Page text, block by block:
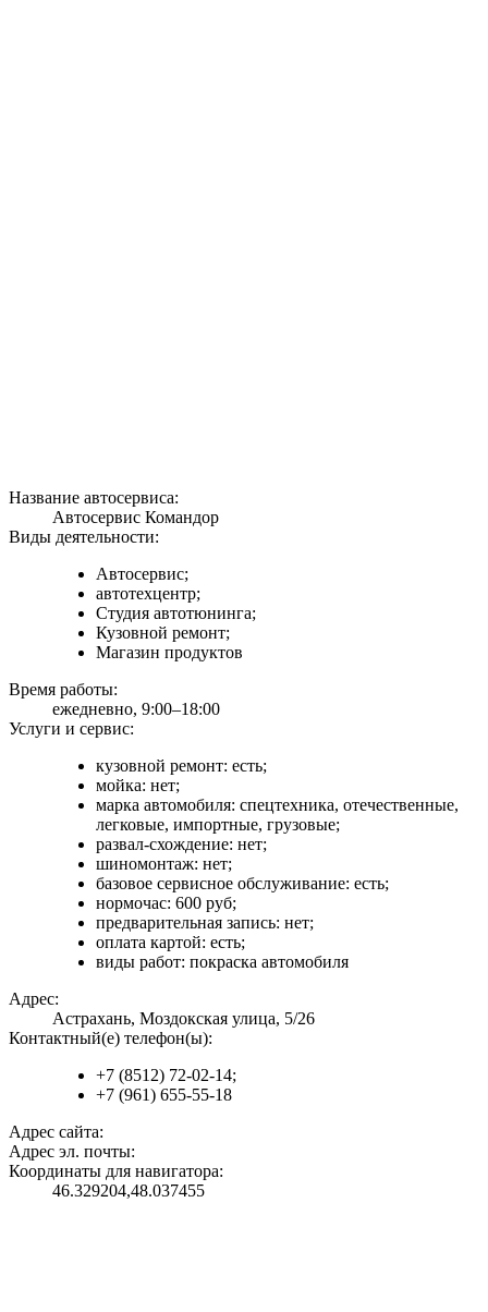
Название автосервиса:
Автосервис Командор
Виды деятельности:
Автосервис;
автотехцентр;
Студия автотюнинга;
Кузовной ремонт;
Магазин продуктов
Время работы:
ежедневно, 9:00–18:00
Услуги и сервис:
кузовной ремонт: есть;
мойка: нет;
марка автомобиля: спецтехника, отечественные,
легковые, импортные, грузовые;
развал-схождение: нет;
шиномонтаж: нет;
базовое сервисное обслуживание: есть;
нормочас: 600 руб;
предварительная запись: нет;
оплата картой: есть;
виды работ: покраска автомобиля
Адрес:
Астрахань, Моздокская улица, 5/26
Контактный(е) телефон(ы):
+7 (8512) 72-02-14;
+7 (961) 655-55-18
Адрес сайта:
Адрес эл. почты:
Координаты для навигатора:
46.329204,48.037455